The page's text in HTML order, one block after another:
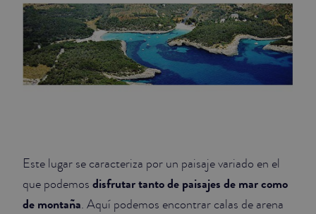
Este lugar se caracteriza por un paisaje variado en el
que podemos disfrutar tanto de paisajes de mar como
de montaña. Aquí podemos encontrar calas de arena